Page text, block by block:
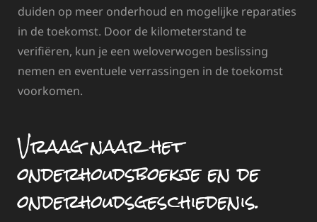
duiden op meer onderhoud en mogelijke reparaties
in de toekomst. Door de kilometerstand te
verifiëren, kun je een weloverwogen beslissing
nemen en eventuele verrassingen in de toekomst
voorkomen.
Vraag naar het
onderhoudsboekje en de
onderhoudsgeschiedenis.